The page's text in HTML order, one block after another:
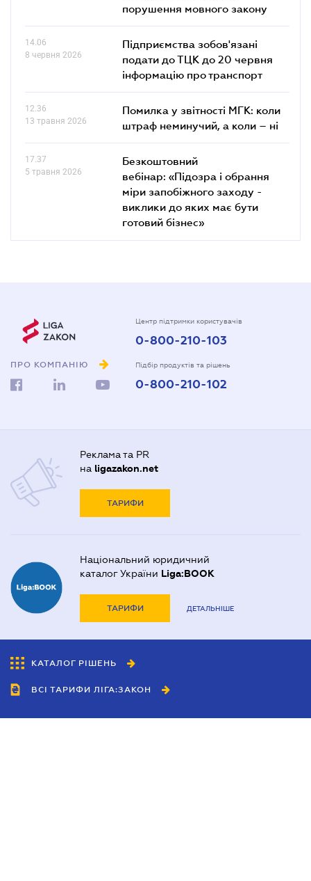
порушення мовного закону
14.06
8 червня 2026
Підприємства зобов'язані
подати до ТЦК до 20 червня
інформацію про транспорт
12.36
13 травня 2026
Помилка у звітності МГК: коли
штраф неминучий, а коли – ні
17.37
5 травня 2026
Безкоштовний
вебінар: «Підозра і обрання
міри запобіжного заходу -
виклики до яких має бути
готовий бізнес»
ПРО КОМПАНІЮ
Центр підтримки користувачів
0-800-210-103
Підбір продуктів та рішень
0-800-210-102
Реклама та PR
на ligazakon.net
ТАРИФИ
Національний юридичний
каталог України Liga:BOOK
ТАРИФИ ДЕТАЛЬНІШЕ
КАТАЛОГ РІШЕНЬ
ВСІ ТАРИФИ ЛІГА:ЗАКОН